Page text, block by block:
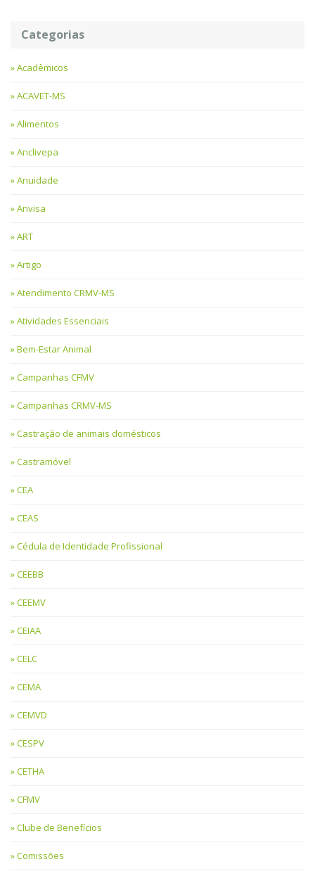
Categorias
Acadêmicos
ACAVET-MS
Alimentos
Anclivepa
Anuidade
Anvisa
ART
Artigo
Atendimento CRMV-MS
Atividades Essenciais
Bem-Estar Animal
Campanhas CFMV
Campanhas CRMV-MS
Castração de animais domésticos
Castramóvel
CEA
CEAS
Cédula de Identidade Profissional
CEEBB
CEEMV
CEIAA
CELC
CEMA
CEMVD
CESPV
CETHA
CFMV
Clube de Benefícios
Comissões